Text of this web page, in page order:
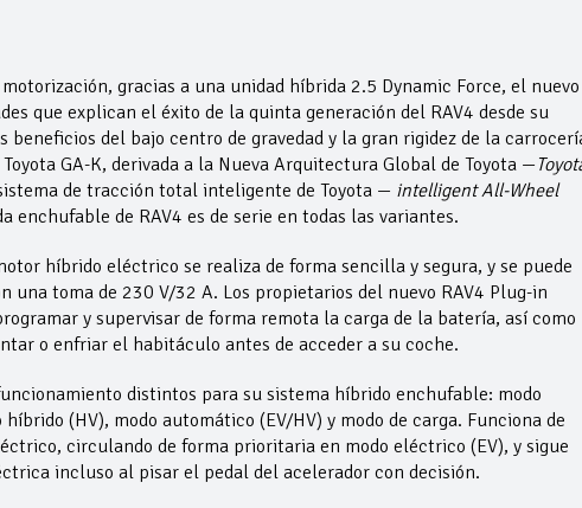
gracias a una unidad híbrida 2.5 Dynamic Force, el nuevo
que explican el éxito de la quinta generación del RAV4 desde su
del bajo centro de gravedad y la gran rigidez de la
GA-K, derivada a la Nueva Arquitectura Global de Toyota —
de tracción total inteligente de Toyota — intelligent All-Wheel
enchufable de RAV4 es de serie en todas las variantes.
híbrido eléctrico se realiza de forma sencilla y segura, y se puede
una toma de 230 V/32 A. Los propietarios del nuevo RAV4 Plug-in
y supervisar de forma remota la carga de la batería, así como
o enfriar el habitáculo antes de acceder a su coche.
distintos para su sistema híbrido enchufable: modo
(HV), modo automático (EV/HV) y modo de carga. Funciona de
circulando de forma prioritaria en modo eléctrico (EV), y sigue
incluso al pisar el pedal del acelerador con decisión.